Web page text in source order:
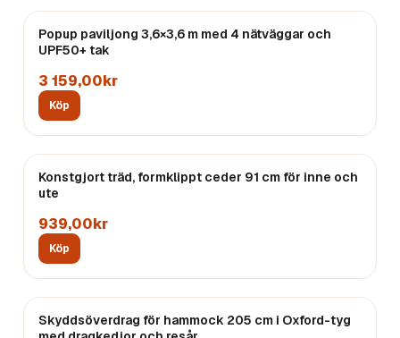
Popup paviljong 3,6×3,6 m med 4 nätväggar och
UPF50+ tak
3 159,00kr
Köp
Konstgjort träd, formklippt ceder 91 cm för inne och
ute
939,00kr
Köp
Skyddsöverdrag för hammock 205 cm i Oxford-tyg